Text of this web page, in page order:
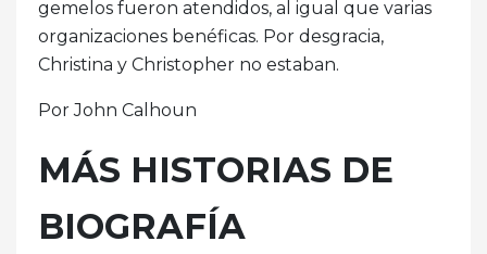
gemelos fueron atendidos, al igual que varias
organizaciones benéficas. Por desgracia,
Christina y Christopher no estaban.
Por John Calhoun
MÁS HISTORIAS DE
BIOGRAFÍA